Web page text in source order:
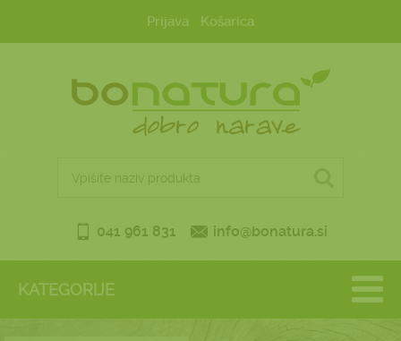
Prijava Košarica
041 961 831 info@bonatura.si
KATEGORIJE